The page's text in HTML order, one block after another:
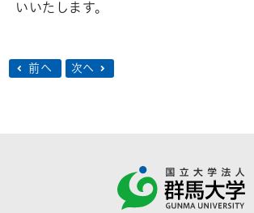
いいたします。
前へ 次へ